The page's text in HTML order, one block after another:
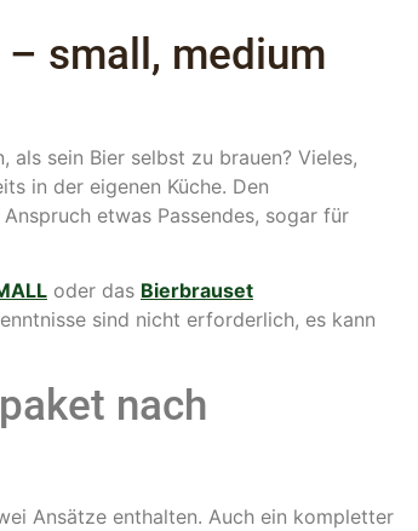
small, medium
als sein Bier selbst zu brauen? Vieles,
in der eigenen Küche. Den
etwas Passendes, sogar für
oder das Bierbrauset
sind nicht erforderlich, es kann
nach
Ansätze enthalten. Auch ein kompletter